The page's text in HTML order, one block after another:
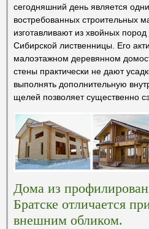
сегодняшний день является
востребованных строительных
изготавливают из хвойных
Сибирской лиственницы. Его
малоэтажном деревянном
стены практически не дают
выполнять дополнительную
щелей позволяет существенно
Дома из
Братске отличается
внешним обликом.